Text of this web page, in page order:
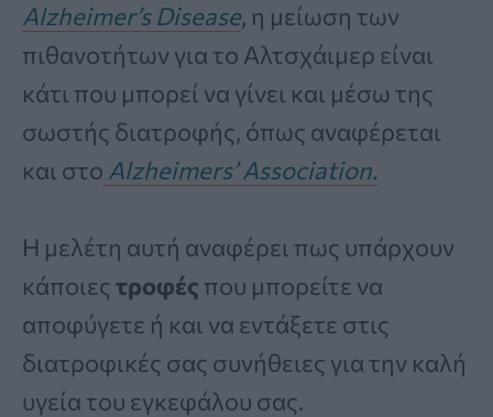
Alzheimer’s Disease, η μείωση των
πιθανοτήτων για το Αλτσχάιμερ είναι
κάτι που μπορεί να γίνει και μέσω της
σωστής διατροφής, όπως αναφέρεται
και στο Alzheimers’ Association.
Η μελέτη αυτή αναφέρει πως υπάρχουν
κάποιεςτροφές που μπορείτε να
αποφύγετε ή και να εντάξετε στις
διατροφικές σας συνήθειες για την καλή
υγεία του εγκεφάλου σας.